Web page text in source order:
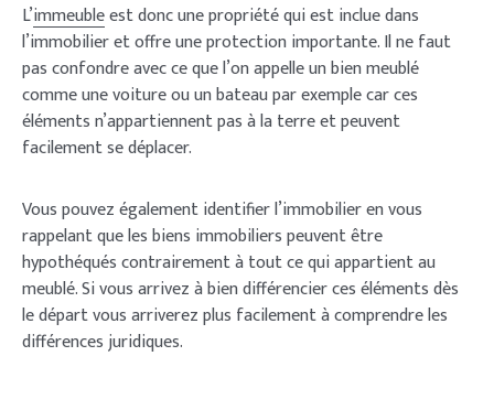
L’immeubleest donc une propriété qui est inclue dans
l’immobilier et offre une protection importante. Il ne faut
pas confondre avec ce que l’on appelle un bien meublé
comme une voiture ou un bateau par exemple car ces
éléments n’appartiennent pas à la terre et peuvent
facilement se déplacer.
Vous pouvez également identifier l’immobilier en vous
rappelant que les biens immobiliers peuvent être
hypothéqués contrairement à tout ce qui appartient au
meublé. Si vous arrivez à bien différencier ces éléments dès
le départ vous arriverez plus facilement à comprendre les
différences juridiques.